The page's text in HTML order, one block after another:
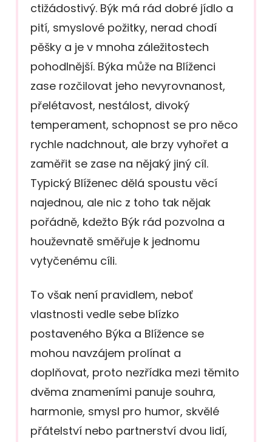
ctižádostivý. Býk má rád dobré jídlo a
pití, smyslové požitky, nerad chodí
pěšky a je v mnoha záležitostech
pohodlnější. Býka může na Blíženci
zase rozčilovat jeho nevyrovnanost,
přelétavost, nestálost, divoký
temperament, schopnost se pro něco
rychle nadchnout, ale brzy vyhořet a
zaměřit se zase na nějaký jiný cíl.
Typický Blíženec dělá spoustu věcí
najednou, ale nic z toho tak nějak
pořádně, kdežto Býk rád pozvolna a
houževnatě směřuje k jednomu
vytyčenému cíli.
To však není pravidlem, neboť
vlastnosti vedle sebe blízko
postaveného Býka a Blížence se
mohou navzájem prolínat a
doplňovat, proto nezřídka mezi těmito
dvěma znameními panuje souhra,
harmonie, smysl pro humor, skvělé
přátelství nebo partnerství dvou lidí,